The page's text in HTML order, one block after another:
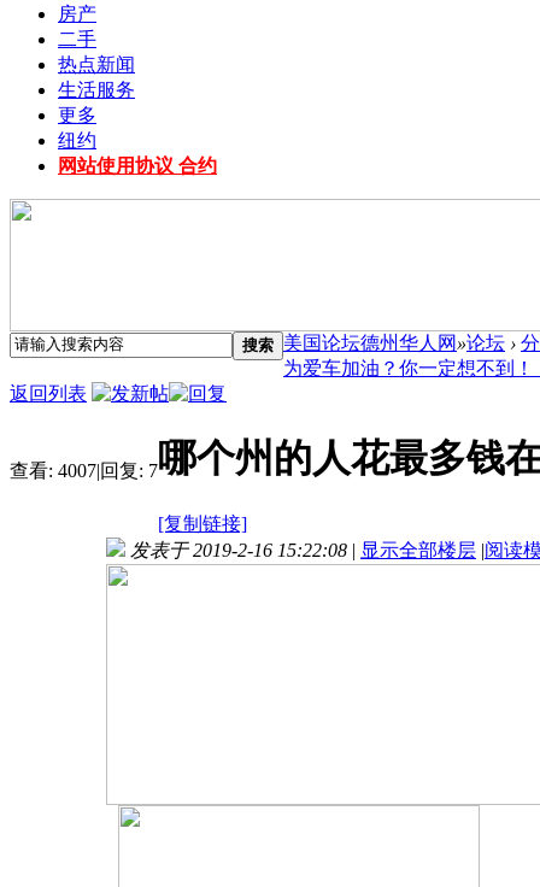
房产
二手
热点新闻
生活服务
更多
纽约
网站使用协议 合约
搜索 美国论坛德州华人网 »论坛 ›
为爱车加油？你一定想不到！
返回列表
查看: 4007|回复: 7哪个州的人花最多钱
[复制链接]
发表于 2019-2-16 15:22:08 | 显示全部楼层 |阅读